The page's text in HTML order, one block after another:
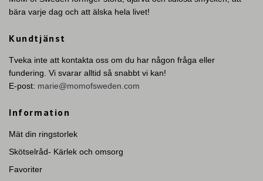
bära varje dag och att älska hela livet!
Kundtjänst
Tveka inte att kontakta oss om du har någon fråga eller
fundering. Vi svarar alltid så snabbt vi kan!
E-post: marie@momofsweden.com
Information
Mät din ringstorlek
Skötselråd- Kärlek och omsorg
Favoriter